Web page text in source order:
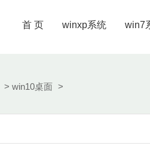
首 页 winxp系统 win7
> win10桌面 >